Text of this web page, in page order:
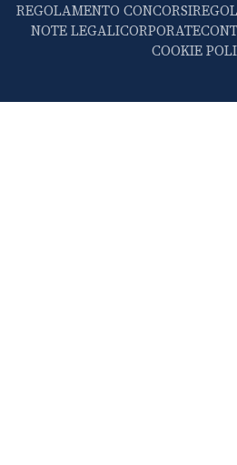
REGOLAMENTO CONCORSI
NOTE LEGALICORPORATE
COOKIE